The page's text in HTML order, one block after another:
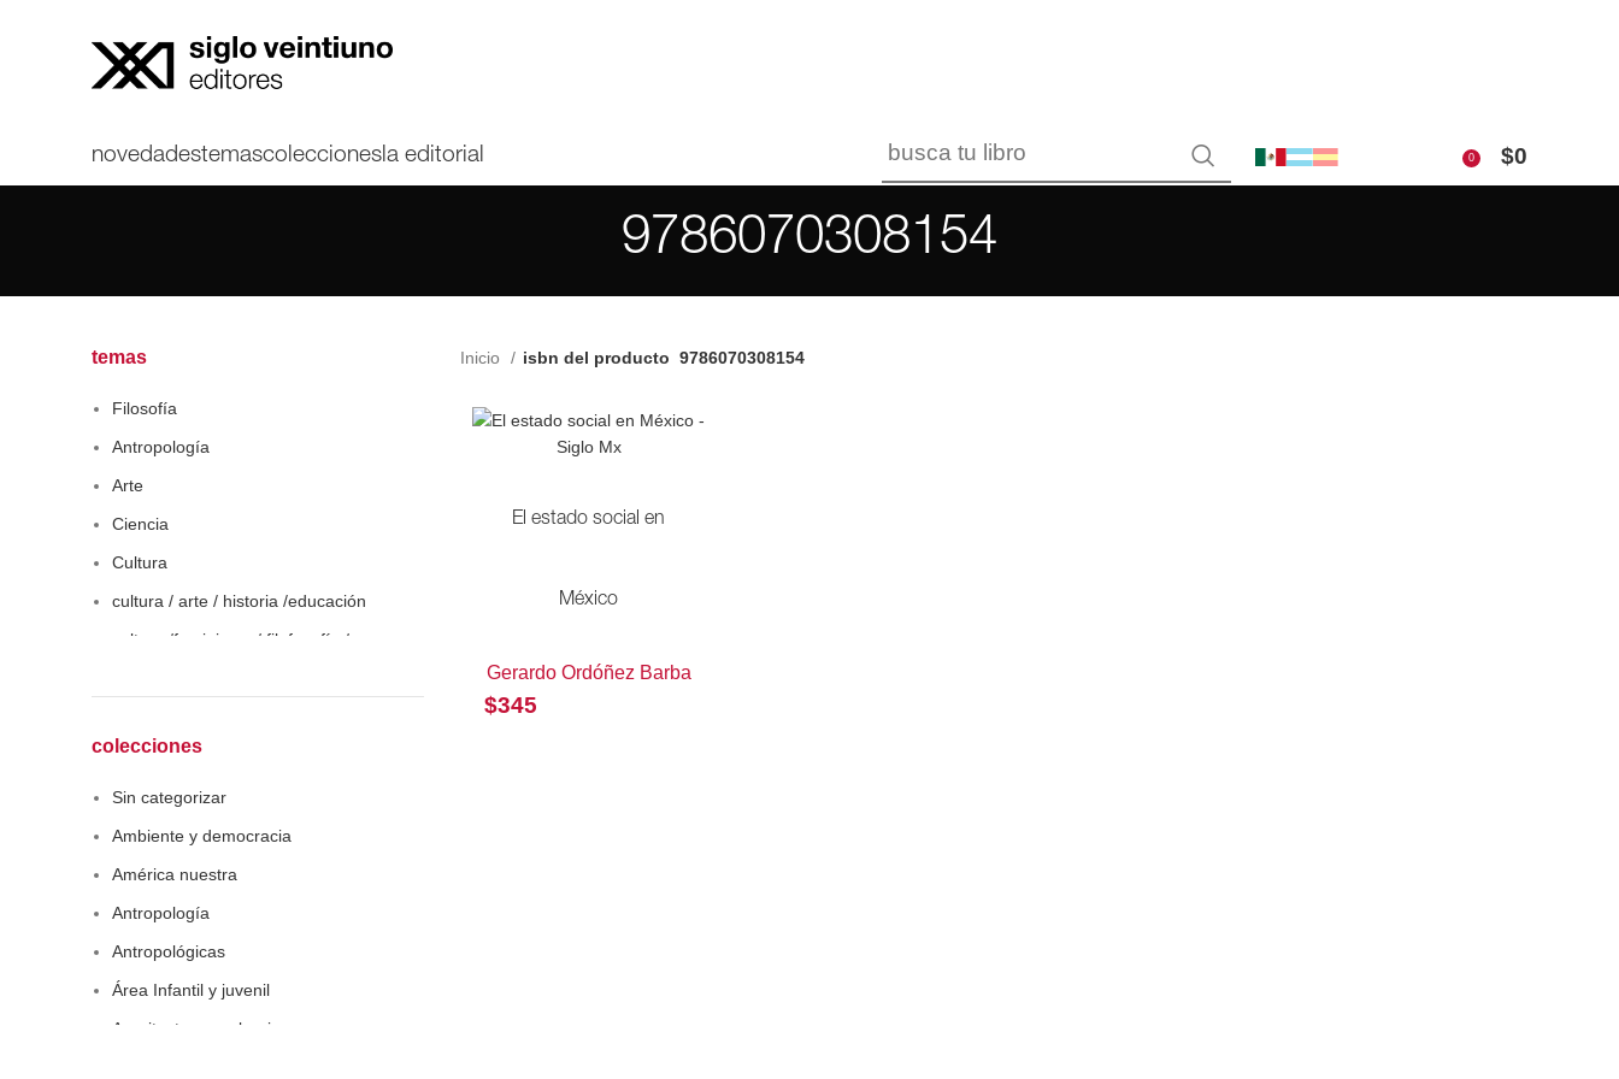
novedadestemascolecciones la editorial 0 $0
9786070308154
temas
Filosofía
Antropología
Arte
Ciencia
Cultura
cultura / arte / historia /educación
cultura /feminismo / filofosofía /
Economía
colecciones
Sin categorizar
Ambiente y democracia
América nuestra
Antropología
Antropológicas
Área Infantil y juvenil
Arquitectura y urbanismo
Inicio isbn del producto 9786070308154
El estado social en
México
Gerardo Ordóñez Barba
$345